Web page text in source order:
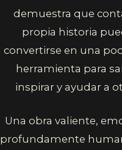
demuestra que
propia historia
convertirse en una
herramienta para
inspirar y ayudar a
Una obra valiente,
profundamente